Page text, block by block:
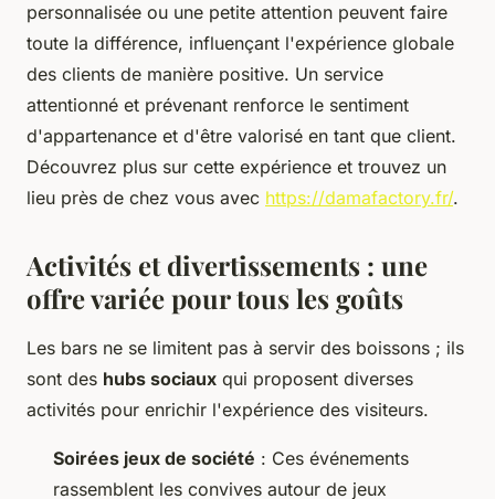
personnalisée ou une petite attention peuvent faire
toute la différence, influençant l'expérience globale
des clients de manière positive. Un service
attentionné et prévenant renforce le sentiment
d'appartenance et d'être valorisé en tant que client.
Découvrez plus sur cette expérience et trouvez un
lieu près de chez vous avec https://damafactory.fr/.
Activités et divertissements : une
offre variée pour tous les goûts
Les bars ne se limitent pas à servir des boissons ; ils
sont des hubs sociaux qui proposent diverses
activités pour enrichir l'expérience des visiteurs.
Soirées jeux de société : Ces événements
rassemblent les convives autour de jeux